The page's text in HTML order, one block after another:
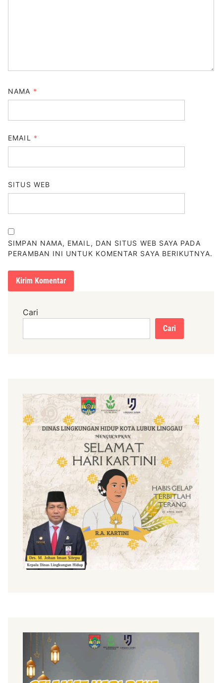
NAMA *
EMAIL *
SITUS WEB
SIMPAN NAMA, EMAIL, DAN SITUS WEB SAYA PADA
PERAMBAN INI UNTUK KOMENTAR SAYA BERIKUTNYA.
Cari
Cari